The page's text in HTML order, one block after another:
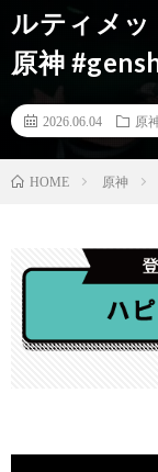
ルティメッ
原神
2026.06.04 原
HOME 原神